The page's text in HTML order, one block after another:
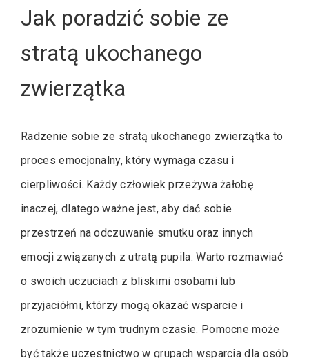
Jak poradzić sobie ze
stratą ukochanego
zwierzątka
Radzenie sobie ze stratą ukochanego zwierzątka to
proces emocjonalny, który wymaga czasu i
cierpliwości. Każdy człowiek przeżywa żałobę
inaczej, dlatego ważne jest, aby dać sobie
przestrzeń na odczuwanie smutku oraz innych
emocji związanych z utratą pupila. Warto rozmawiać
o swoich uczuciach z bliskimi osobami lub
przyjaciółmi, którzy mogą okazać wsparcie i
zrozumienie w tym trudnym czasie. Pomocne może
być także uczestnictwo w grupach wsparcia dla osób